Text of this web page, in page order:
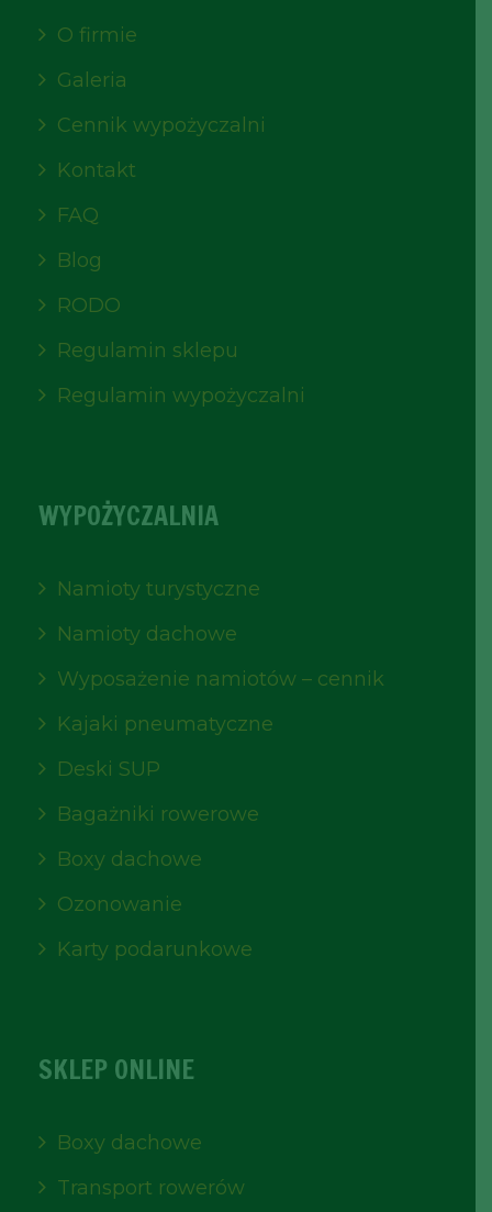
O firmie
Galeria
Cennik wypożyczalni
Kontakt
FAQ
Blog
RODO
Regulamin sklepu
Regulamin wypożyczalni
WYPOŻYCZALNIA
Namioty turystyczne
Namioty dachowe
Wyposażenie namiotów – cennik
Kajaki pneumatyczne
Deski SUP
Bagażniki rowerowe
Boxy dachowe
Ozonowanie
Karty podarunkowe
SKLEP ONLINE
Boxy dachowe
Transport rowerów